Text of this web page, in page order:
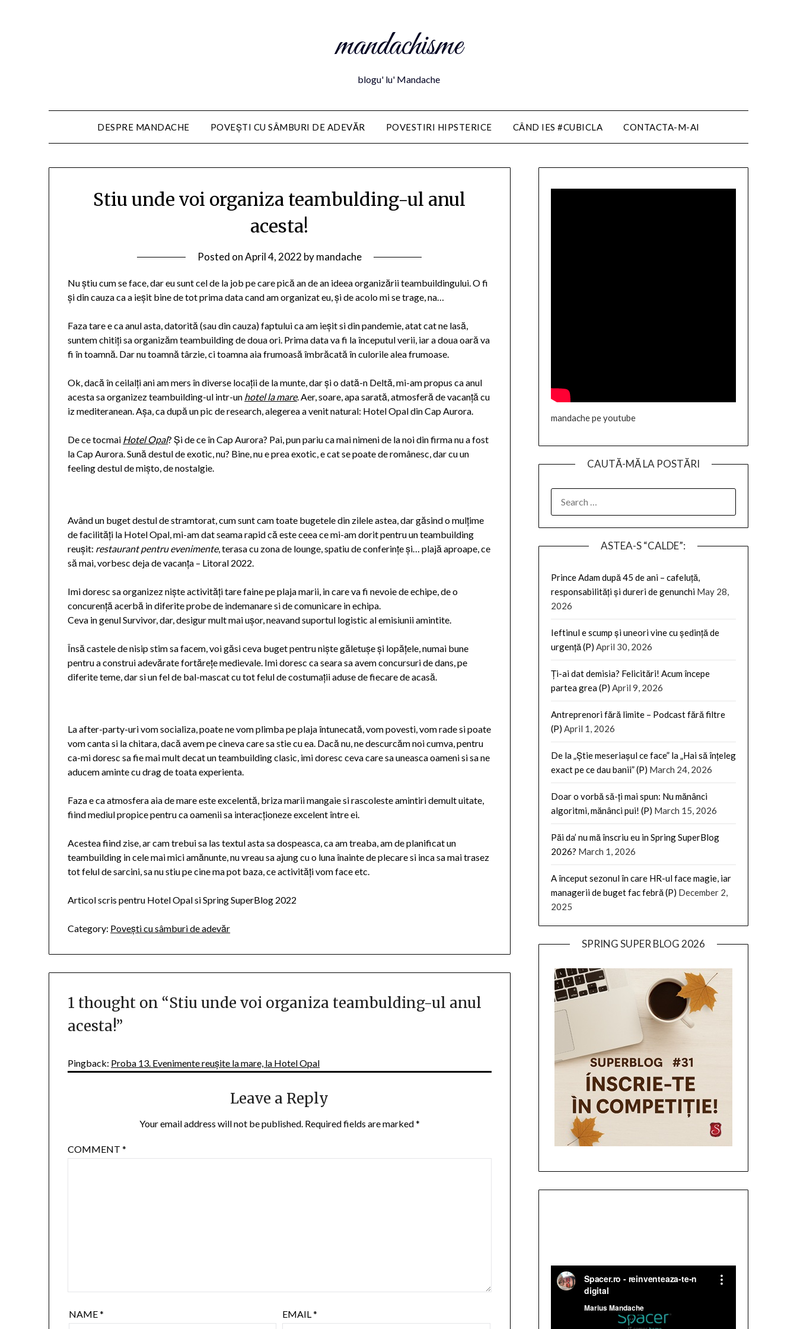
mandachisme
blogu' lu' Mandache
DESPRE MANDACHE POVEȘTI CU SÂMBURI DE ADEVĂR POVESTIRI HIPSTERICE CÂND IES #CUBICLA CONTACTA-M-AI
Stiu unde voi organiza teambulding-ul anul
acesta!
Posted onApril 4, 2022 bymandache
Nu știu cum se face, dar eu sunt cel de la job pe care pică an de an ideea organizării teambuildingului. O fi
și din cauza ca a ieșit bine de tot prima data cand am organizat eu, și de acolo mi se trage, na…
Faza tare e ca anul asta, datorită (sau din cauza) faptului ca am ieșit si din pandemie, atat cat ne lasă,
suntem chitiți sa organizăm teambuilding de doua ori. Prima data va fi la începutul verii, iar a doua oară va
fi în toamnă. Dar nu toamnă târzie, ci toamna aia frumoasă îmbrăcată în culorile alea frumoase.
Ok, dacă în ceilalți ani am mers în diverse locații de la munte, dar și o dată-n Deltă, mi-am propus ca anul
acesta sa organizez teambuilding-ul intr-un hotel la mare. Aer, soare, apa sarată, atmosferă de vacanță cu
iz mediteranean. Așa, ca după un pic de research, alegerea a venit natural: Hotel Opal din Cap Aurora.
De ce tocmai Hotel Opal? Și de ce în Cap Aurora? Pai, pun pariu ca mai nimeni de la noi din firma nu a fost
la Cap Aurora. Sună destul de exotic, nu? Bine, nu e prea exotic, e cat se poate de românesc, dar cu un
feeling destul de mișto, de nostalgie.
Având un buget destul de stramtorat, cum sunt cam toate bugetele din zilele astea, dar găsind o mulțime
de facilități la Hotel Opal, mi-am dat seama rapid că este ceea ce mi-am dorit pentru un teambuilding
reușit: restaurant pentru evenimente, terasa cu zona de lounge, spatiu de conferințe și… plajă aproape, ce
să mai, vorbesc deja de vacanța – Litoral 2022.
Imi doresc sa organizez niște activități tare faine pe plaja marii, in care va fi nevoie de echipe, de o
concurență acerbă in diferite probe de indemanare si de comunicare in echipa.
Ceva in genul Survivor, dar, desigur mult mai ușor, neavand suportul logistic al emisiunii amintite.
Însă castele de nisip stim sa facem, voi găsi ceva buget pentru niște găletușe și lopățele, numai bune
pentru a construi adevărate fortărețe medievale. Imi doresc ca seara sa avem concursuri de dans, pe
diferite teme, dar si un fel de bal-mascat cu tot felul de costumații aduse de fiecare de acasă.
La after-party-uri vom socializa, poate ne vom plimba pe plaja întunecată, vom povesti, vom rade si poate
vom canta si la chitara, dacă avem pe cineva care sa stie cu ea. Dacă nu, ne descurcăm noi cumva, pentru
ca-mi doresc sa fie mai mult decat un teambuilding clasic, imi doresc ceva care sa uneasca oameni si sa ne
aducem aminte cu drag de toata experienta.
Faza e ca atmosfera aia de mare este excelentă, briza marii mangaie si rascoleste amintiri demult uitate,
fiind mediul propice pentru ca oamenii sa interacționeze excelent între ei.
Acestea fiind zise, ar cam trebui sa las textul asta sa dospeasca, ca am treaba, am de planificat un
teambuilding in cele mai mici amănunte, nu vreau sa ajung cu o luna înainte de plecare si inca sa mai trasez
tot felul de sarcini, sa nu stiu pe cine ma pot baza, ce activități vom face etc.
Articol scris pentru Hotel Opal si Spring SuperBlog 2022
Category: Povești cu sâmburi de adevăr
1 thought on “Stiu unde voi organiza teambulding-ul anul
acesta!”
Pingback: Proba 13. Evenimente reușite la mare, la Hotel Opal
Leave a Reply
Your email address will not be published. Required fields are marked*
COMMENT*
NAME* EMAIL*
mandache pe youtube
CAUTĂ-MĂ LA POSTĂRI
FOR:
ASTEA-S “CALDE”:
Prince Adam după 45 de ani – cafeluță,
responsabilități și dureri de genunchi May 28,
2026
Ieftinul e scump și uneori vine cu ședință de
urgență (P) April 30, 2026
Ți-ai dat demisia? Felicitări! Acum începe
partea grea (P) April 9, 2026
Antreprenori fără limite – Podcast fără filtre
(P) April 1, 2026
De la „Știe meseriașul ce face” la „Hai să înțeleg
exact pe ce dau banii” (P) March 24, 2026
Doar o vorbă să-ți mai spun: Nu mănânci
algoritmi, mănânci pui! (P) March 15, 2026
Păi da’ nu mă înscriu eu in Spring SuperBlog
2026? March 1, 2026
A început sezonul în care HR-ul face magie, iar
managerii de buget fac febră (P) December 2,
2025
SPRING SUPER BLOG 2026